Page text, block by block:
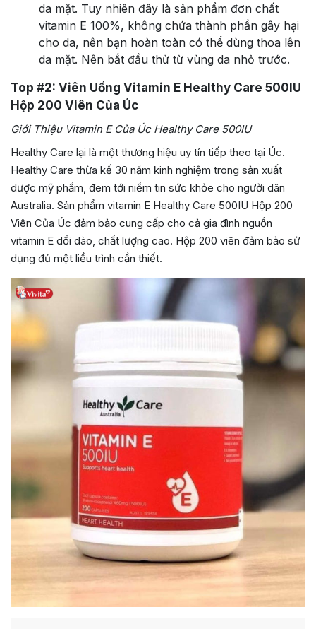
da mặt. Tuy nhiên đây là sản phẩm đơn chất
vitamin E 100%, không chứa thành phần gây hại
cho da, nên bạn hoàn toàn có thể dùng thoa lên
da mặt. Nên bắt đầu thử từ vùng da nhỏ trước.
Top #2: Viên Uống Vitamin E Healthy Care 500IU
Hộp 200 Viên Của Úc
Giới Thiệu Vitamin E Của Úc Healthy Care 500IU
Healthy Care lại là một thương hiệu uy tín tiếp theo tại Úc.
Healthy Care thừa kế 30 năm kinh nghiệm trong sản xuất
dược mỹ phẩm, đem tới niềm tin sức khỏe cho người dân
Australia. Sản phẩm vitamin E Healthy Care 500IU Hộp 200
Viên Của Úc đảm bảo cung cấp cho cả gia đình nguồn
vitamin E dồi dào, chất lượng cao. Hộp 200 viên đảm bảo sử
dụng đủ một liều trình cần thiết.